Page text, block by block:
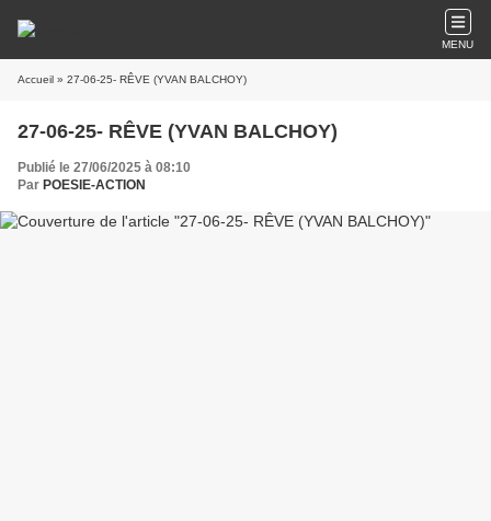
MENU
Accueil » 27-06-25- RÊVE (YVAN BALCHOY)
27-06-25- RÊVE (YVAN BALCHOY)
Publié le 27/06/2025 à 08:10
Par POESIE-ACTION